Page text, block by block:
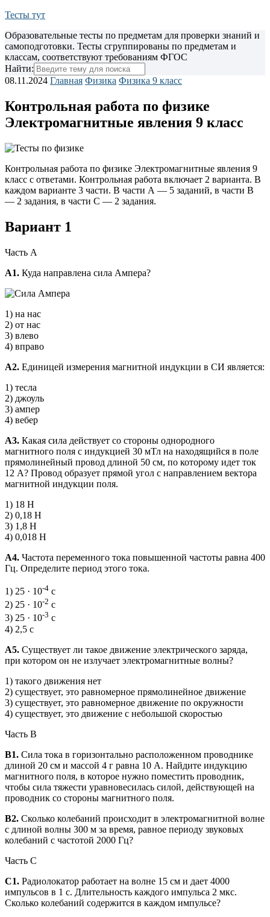
Тесты тут
Образовательные тесты по предметам для проверки знаний и
самоподготовки. Тесты сгруппированы по предметам и
классам, соответствуют требованиям ФГОС
Найти:
08.11.2024 Главная Физика Физика 9 класс
Контрольная работа по физике
Электромагнитные явления 9 класс
Контрольная работа по физике Электромагнитные явления 9
класс с ответами. Контрольная работа включает 2 варианта. В
каждом варианте 3 части. В части А — 5 заданий, в части В
— 2 задания, в части С — 2 задания.
Вариант 1
Часть А
А1. Куда направлена сила Ампера?
1) на нас
2) от нас
3) влево
4) вправо
А2. Единицей измерения магнитной индукции в СИ является:
1) тесла
2) джоуль
3) ампер
4) вебер
А3. Какая сила действует со стороны однородного
магнитного поля с индукцией 30 мТл на находящийся в поле
прямолинейный провод длиной 50 см, по которому идет ток
12 А? Провод образует прямой угол с направлением вектора
магнитной индукции поля.
1) 18 Н
2) 0,18 Н
3) 1,8 Н
4) 0,018 Н
А4. Частота переменного тока повышенной частоты равна 400
Гц. Определите период этого тока.
1) 25 · 10-4 с
2) 25 · 10-2 с
3) 25 · 10-3 с
4) 2,5 с
А5. Существует ли такое движение электрического заряда,
при котором он не излучает электромагнитные волны?
1) такого движения нет
2) существует, это равномерное прямолинейное движение
3) существует, это равномерное движение по окружности
4) существует, это движение с небольшой скоростью
Часть В
В1. Сила тока в горизонтально расположенном проводнике
длиной 20 см и массой 4 г равна 10 А. Найдите индукцию
магнитного поля, в которое нужно поместить проводник,
чтобы сила тяжести уравновесилась силой, действующей на
проводник со стороны магнитного поля.
В2. Сколько колебаний происходит в электромагнитной волне
с длиной волны 300 м за время, равное периоду звуковых
колебаний с частотой 2000 Гц?
Часть С
С1. Радиолокатор работает на волне 15 см и дает 4000
импульсов в 1 с. Длительность каждого импульса 2 мкс.
Сколько колебаний содержится в каждом импульсе?